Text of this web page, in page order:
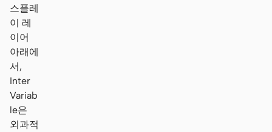
스플레
이 레
이어
아래에
서,
Inter
Variab
le은
외과적